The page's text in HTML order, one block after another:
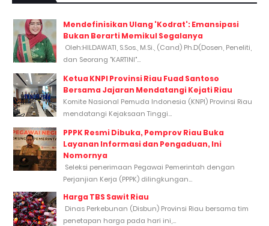
Mendefinisikan Ulang 'Kodrat': Emansipasi
Bukan Berarti Memikul Segalanya
Oleh:HILDAWATI, S.Sos., M.Si., (Cand) Ph.D(Dosen, Peneliti,
dan Seorang "KARTINI"...
Ketua KNPI Provinsi Riau Fuad Santoso
Bersama Jajaran Mendatangi Kejati Riau
Komite Nasional Pemuda Indonesia (KNPI) Provinsi Riau
mendatangi Kejaksaan Tinggi...
PPPK Resmi Dibuka, Pemprov Riau Buka
Layanan Informasi dan Pengaduan, Ini
Nomornya
Seleksi penerimaan Pegawai Pemerintah dengan
Perjanjian Kerja (PPPK) dilingkungan...
Harga TBS Sawit Riau
Dinas Perkebunan (Disbun) Provinsi Riau bersama tim
penetapan harga pada hari ini,...